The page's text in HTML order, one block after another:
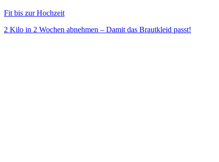
Fit bis zur Hochzeit
2 Kilo in 2 Wochen abnehmen – Damit das Brautkleid passt!